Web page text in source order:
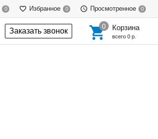
0 Избранное 0 Просмотренное 0
Заказать звонок Корзина
всего 0 р.